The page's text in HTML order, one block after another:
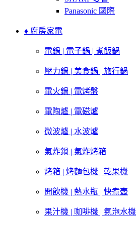
Panasonic 國際
♦ 廚房家電
電鍋 | 電子鍋 | 煮飯鍋
壓力鍋 | 美食鍋 | 旅行鍋
電火鍋 | 電烤盤
電陶爐 | 電磁爐
微波爐 | 水波爐
氣炸鍋 | 氣炸烤箱
烤箱 | 烤麵包機 | 乾果機
開飲機 | 熱水瓶 | 快煮壺
果汁機 | 咖啡機 | 氣泡水機